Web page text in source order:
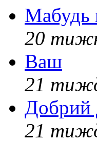
Мабудь
20
Ваш
21
Добрий
21